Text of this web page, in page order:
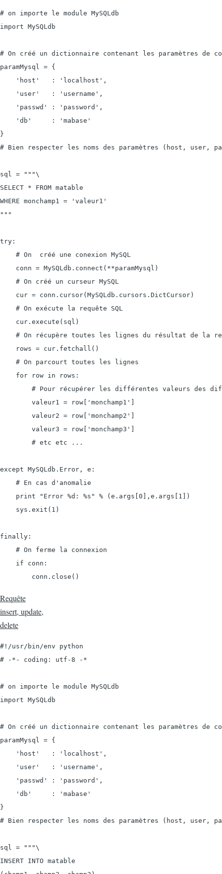
# on importe le module MySQLdb
import MySQLdb
# On créé un dictionnaire contenant les paramètres de
paramMysql = {
    'host'   : 'localhost',
    'user'   : 'username',
    'passwd' : 'password',
    'db'     : 'mabase'
}
# Bien respecter les noms des paramètres (host, user,
sql = """\
SELECT * FROM matable
WHERE monchamp1 = 'valeur1'
"""
try:
    # On  créé une conexion MySQL
    conn = MySQLdb.connect(**paramMysql)
    # On créé un curseur MySQL
    cur = conn.cursor(MySQLdb.cursors.DictCursor)
    # On exécute la requête SQL
    cur.execute(sql)
# On récupère toutes les lignes du résultat de la
    rows = cur.fetchall()
    # On parcourt toutes les lignes
    for row in rows:
# Pour récupérer les différentes valeurs des
        valeur1 = row['monchamp1']
        valeur2 = row['monchamp2']
        valeur3 = row['monchamp3']
        # etc etc ...
except MySQLdb.Error, e:
    # En cas d'anomalie
    print "Error %d: %s" % (e.args[0],e.args[1])
    sys.exit(1)
finally:
    # On ferme la connexion
    if conn:
        conn.close()
Requête
insert, update,
delete
#!/usr/bin/env python
# -*- coding: utf-8 -*
# on importe le module MySQLdb
import MySQLdb
# On créé un dictionnaire contenant les paramètres de
paramMysql = {
    'host'   : 'localhost',
    'user'   : 'username',
    'passwd' : 'password',
    'db'     : 'mabase'
}
# Bien respecter les noms des paramètres (host, user,
sql = """\
INSERT INTO matable